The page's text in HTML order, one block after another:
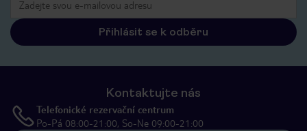
Přihlásit se k odběru
Kontaktujte nás
Telefonické rezervační centrum
Po-Pá 08:00-21:00, So-Ne 09:00-21:00